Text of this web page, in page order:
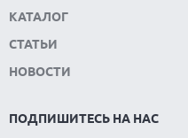
КАТАЛОГ
СТАТЬИ
НОВОСТИ
ПОДПИШИТЕСЬ НА НАС